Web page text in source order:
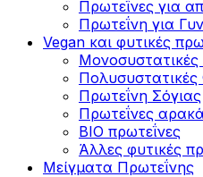
Πρωτεΐνες για
Πρωτεΐνη για
Vegan και φυτικές
Μονοσυστατικές
Πολυσυστατικές
Πρωτεΐνη Σόγιας
Πρωτεΐνες αρακά
ΒIO πρωτεΐνες
Άλλες φυτικές
Μείγματα Πρωτεΐνης